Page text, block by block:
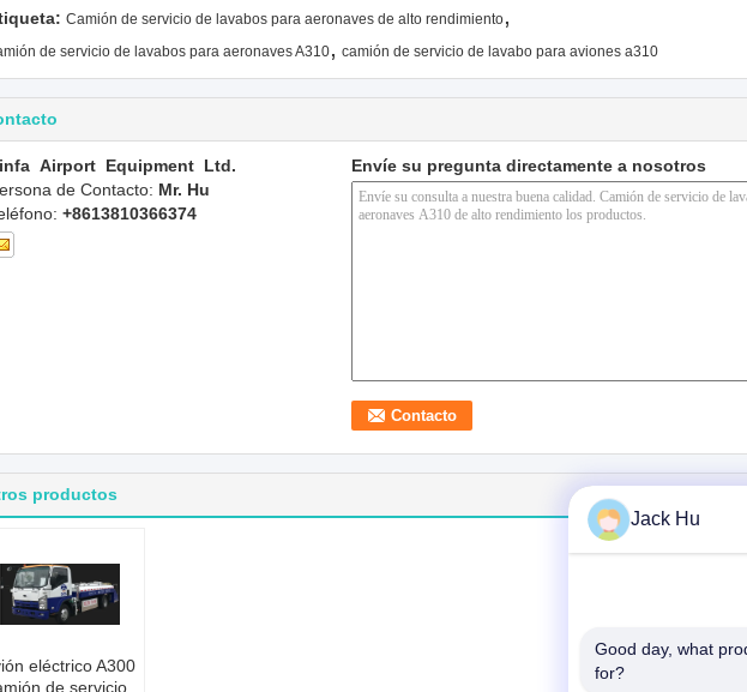
Camión de servicio de lavabos para aeronaves de alto rendimiento,
de servicio de lavabos para aeronaves A310, camión de servicio de lavabo para aviones a310
Airport Equipment Ltd.
de Contacto: Mr. Hu
+8613810366374
Envíe su pregunta directamente a nosotros
productos
eléctrico A300
de servicio
Jack Hu
Good day, what
for?